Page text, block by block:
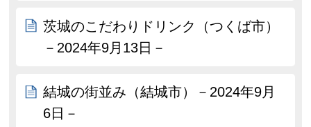
茨城のこだわりドリンク（つくば市）
－2024年9月13日－
結城の街並み（結城市）－2024年9月
6日－